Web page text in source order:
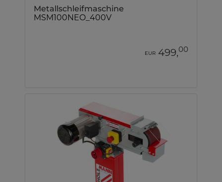
Metallschleifmaschine
MSM100NEO_400V
EUR 499,00